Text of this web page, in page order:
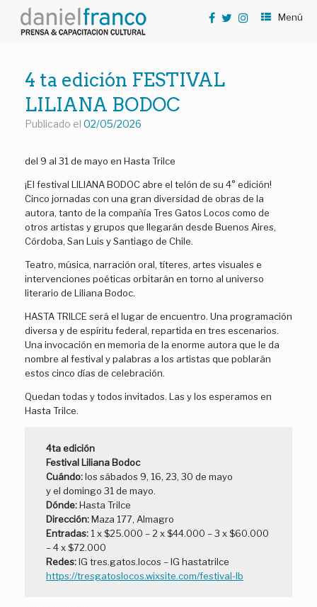
contenido
Menú
4 ta edición FESTIVAL
LILIANA BODOC
Publicado el 02/05/2026
del 9 al 31 de mayo en Hasta Trilce
¡El festival LILIANA BODOC abre el telón de su 4° edición!
Cinco jornadas con una gran diversidad de obras de la
autora, tanto de la compañía Tres Gatos Locos como de
otros artistas y grupos que llegarán desde Buenos Aires,
Córdoba, San Luis y Santiago de Chile.
Teatro, música, narración oral, títeres, artes visuales e
intervenciones poéticas orbitarán en torno al universo
literario de Liliana Bodoc.
HASTA TRILCE será el lugar de encuentro. Una programación
diversa y de espíritu federal, repartida en tres escenarios.
Una invocación en memoria de la enorme autora que le da
nombre al festival y palabras a los artistas que poblarán
estos cinco días de celebración.
Quedan todas y todos invitados. Las y los esperamos en
Hasta Trilce.
4ta edición
Festival Liliana Bodoc
Cuándo:los sábados 9, 16, 23, 30 de mayo
y el domingo 31 de mayo.
Dónde:Hasta Trilce
Dirección:Maza 177, Almagro
Entradas: 1 x$25.000 – 2 x $44.000 – 3 x $60.000
– 4 x $72.000
Redes:IG tres.gatos.locos – IG hastatrilce
https://tresgatoslocos.wixsite.com/festival-lb